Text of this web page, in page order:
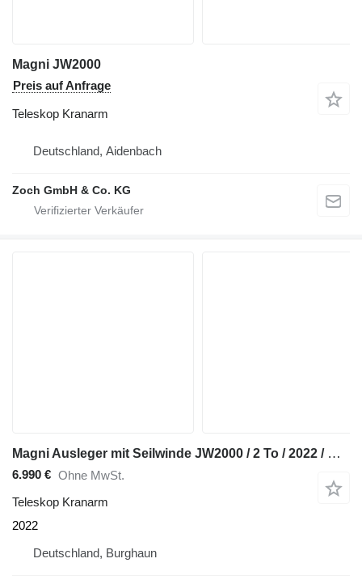
Magni JW2000
Preis auf Anfrage
Teleskop Kranarm
Deutschland, Aidenbach
Zoch GmbH & Co. KG
Magni Ausleger mit Seilwinde JW2000 / 2 To / 2022 / DEMO
6.990 € Ohne MwSt.
Teleskop Kranarm
2022
Deutschland, Burghaun